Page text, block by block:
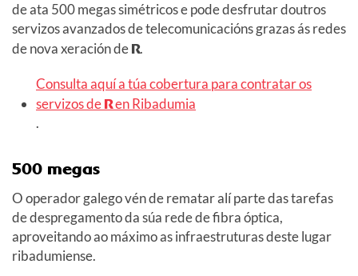
de ata 500 megas simétricos e pode desfrutar doutros
servizos avanzados de telecomunicacións grazas ás redes
de nova xeración deR.
Consulta aquí a túa cobertura para contratar os
servizos deRen Ribadumia
.
500 megas
O operador galego vén de rematar alí parte das tarefas
de despregamento da súa rede de fibra óptica,
aproveitando ao máximo as infraestruturas deste lugar
ribadumiense.